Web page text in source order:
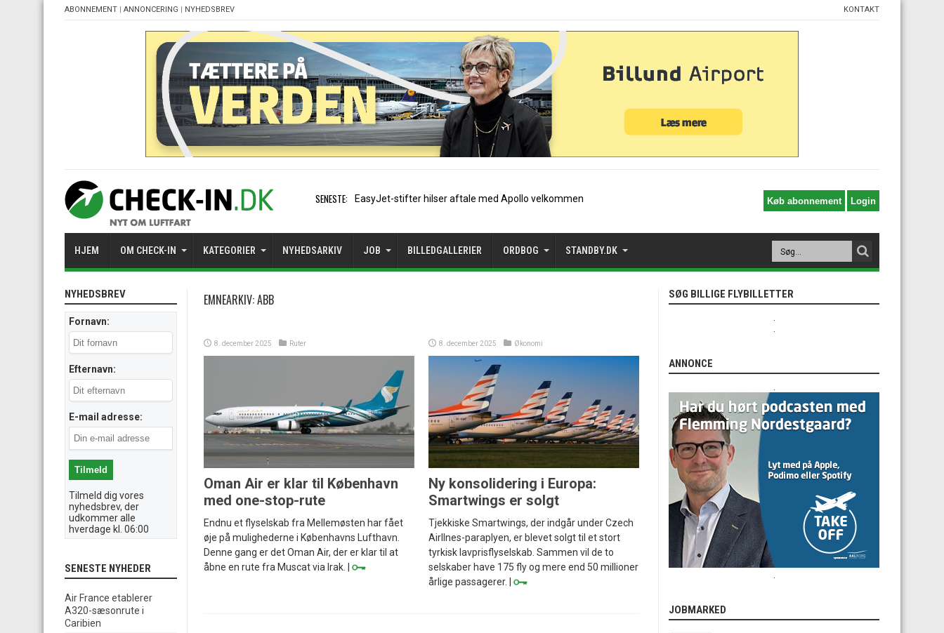
ABONNEMENT | ANNONCERING | NYHEDSBREV KONTAKT
SENESTE: Air France etablerer A320-sæsonrute
HJEM OM CHECK-IN KATEGORIER NYHEDSARKIV JOB BILLEDGALLERIER ORDBOG STANDBY.DK
EMNEARKIV:ABB
8. december 2025 Ruter
Oman Air er klar til København
med one-stop-rute
Endnu et flyselskab fra Mellemøsten har fået
øje på mulighederne i Københavns Lufthavn.
Denne gang er det Oman Air, der er klar til at
åbne en rute fra Muscat via Irak. |
8. december 2025 Økonomi
Ny konsolidering i Europa:
Smartwings er solgt
Tjekkiske Smartwings, der indgår under Czech
Airllnes-paraplyen, er blevet solgt til et stort
tyrkisk lavprisflyselskab. Sammen vil de to
selskaber have 175 fly og mere end 50 millioner
årlige passagerer. |
NYHEDSBREV
Fornavn:
Efternavn:
E-mail adresse:
Tilmeld dig vores
nyhedsbrev, der
udkommer alle
hverdage kl. 06:00
SENESTE NYHEDER
Air France etablerer
A320-sæsonrute i
Caribien
SØG BILLIGE FLYBILLETTER
ANNONCE
JOBMARKED